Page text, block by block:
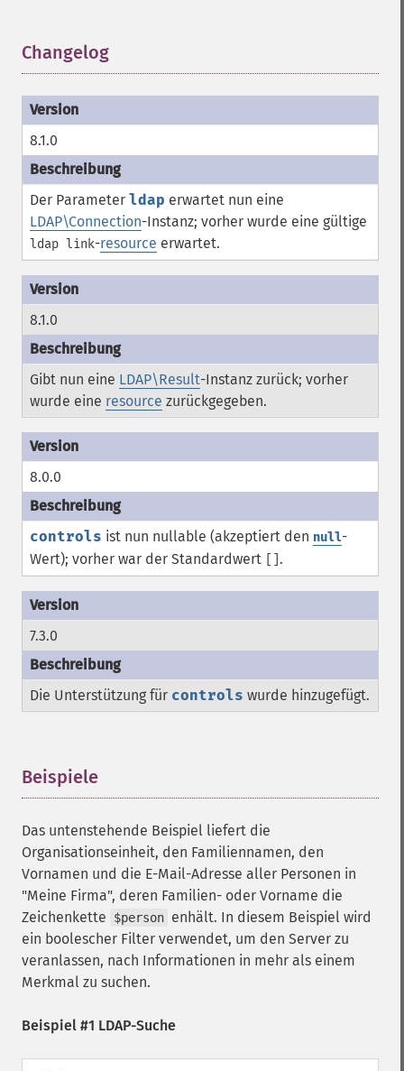
Changelog
8.1.0
Der Parameter ldap erwartet nun eine
LDAP\Connection-Instanz; vorher wurde eine gültige
ldap link-resource erwartet.
8.1.0
Gibt nun eine LDAP\Result-Instanz zurück; vorher
wurde eine resource zurückgegeben.
8.0.0
controls ist nun nullable (akzeptiert den null-
Wert); vorher war der Standardwert
.
7.3.0
Die Unterstützung für controls wurde hinzugefügt.
Beispiele
Das untenstehende Beispiel liefert die
Organisationseinheit, den Familiennamen, den
Vornamen und die E-Mail-Adresse aller Personen in
"Meine Firma", deren Familien- oder Vorname die
Zeichenkette
$person enhält. In diesem Beispiel wird
ein boolescher Filter verwendet, um den Server zu
veranlassen, nach Informationen in mehr als einem
Merkmal zu suchen.
Beispiel #1 LDAP-Suche